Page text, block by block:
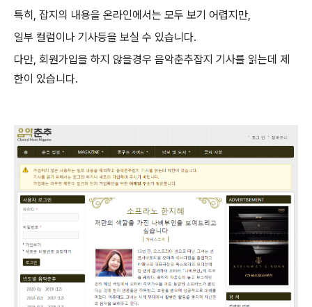
특히, 잡지의 내용을 온라인에서는 모두 보기 어렵지만,
일부 컬럼이나 기사등을 보실 수 있습니다.
다만, 회원가입을 하지 않을경우 음악춘추잡지 기사를 읽는데 제
한이 있습니다.